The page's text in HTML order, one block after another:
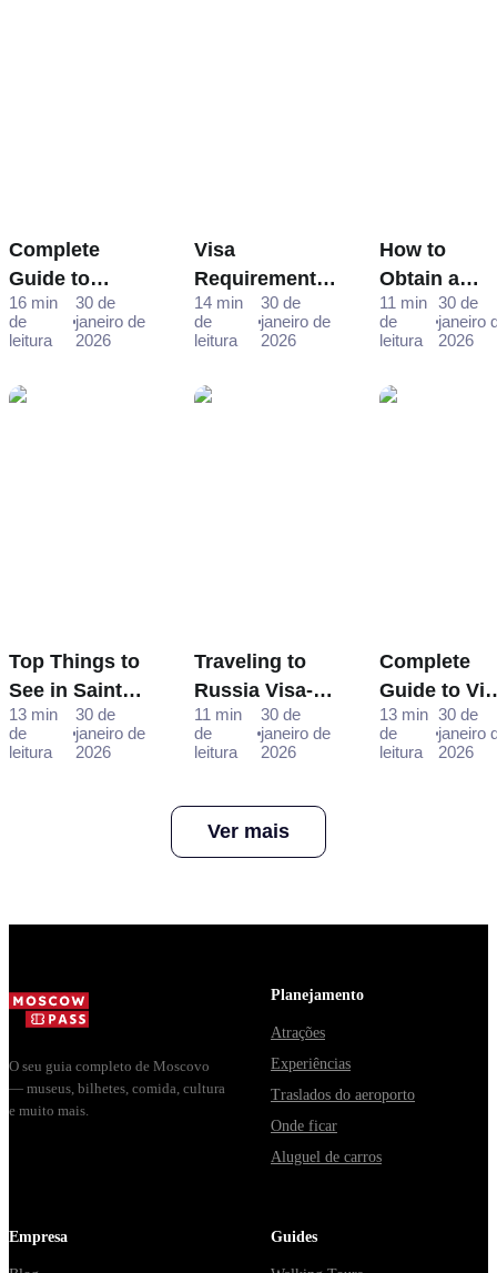
Complete
Guide to
Obtaining a
Visa to Russia
16 min
de
leitura
30 de
janeiro de
2026
Visa
Requirements
for Turkish
Citizens
Russia - A
14 min
de
leitura
30 de
janeiro de
2026
How to
Obtain a
Russia e-
for
Step-by-
11 min
de
leitura
30 de
janeiro
2026
Top Things to
See in Saint
Petersburg,
Russia - Your
13 min
de
leitura
30 de
janeiro de
2026
Traveling to
Russia Visa-
Free - Who Can
Enter Without a
11 min
de
leitura
30 de
janeiro de
2026
Complete
Guide to
for
13 min
de
leitura
30 de
janeiro
2026
Ver mais
O seu guia completo de Moscovo
— museus, bilhetes, comida, cultura
e muito mais.
Planejamento
Atrações
Experiências
Traslados do aeroporto
Onde ficar
Aluguel de carros
Empresa Guides